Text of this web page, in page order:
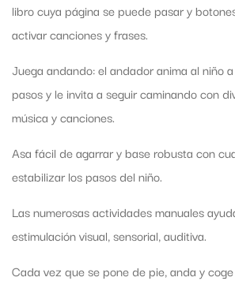
libro cuya página se puede pasar y
activar canciones y frases.
Juega andando: el andador anima al niño
pasos y le invita a seguir caminando con
música y canciones.
Asa fácil de agarrar y base robusta con
estabilizar los pasos del niño.
Las numerosas actividades manuales
estimulación visual, sensorial, auditiva.
Cada vez que se pone de pie, anda y